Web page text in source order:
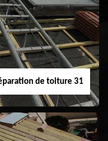
Nettoyage
demoussage de
toiture 31
de toiture 31